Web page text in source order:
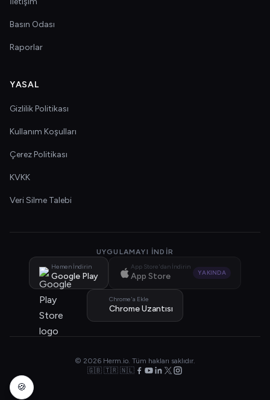
Basın Odası
Raporlar
YASAL
Gizlilik Politikası
Kullanım Koşulları
Çerez Politikası
KVKK
Veri Silme Talebi
UYGULAMAYI İNDIR
Hemen İndirin
Google Play
App Store'dan İndirin
App Store YAKINDA
Chrome'a Ekle
Chrome Uzantısı
© 2026 Herm.io. Tüm hakları saklıdır.
🇬🇧 🇹🇷 🇳🇱
🍪